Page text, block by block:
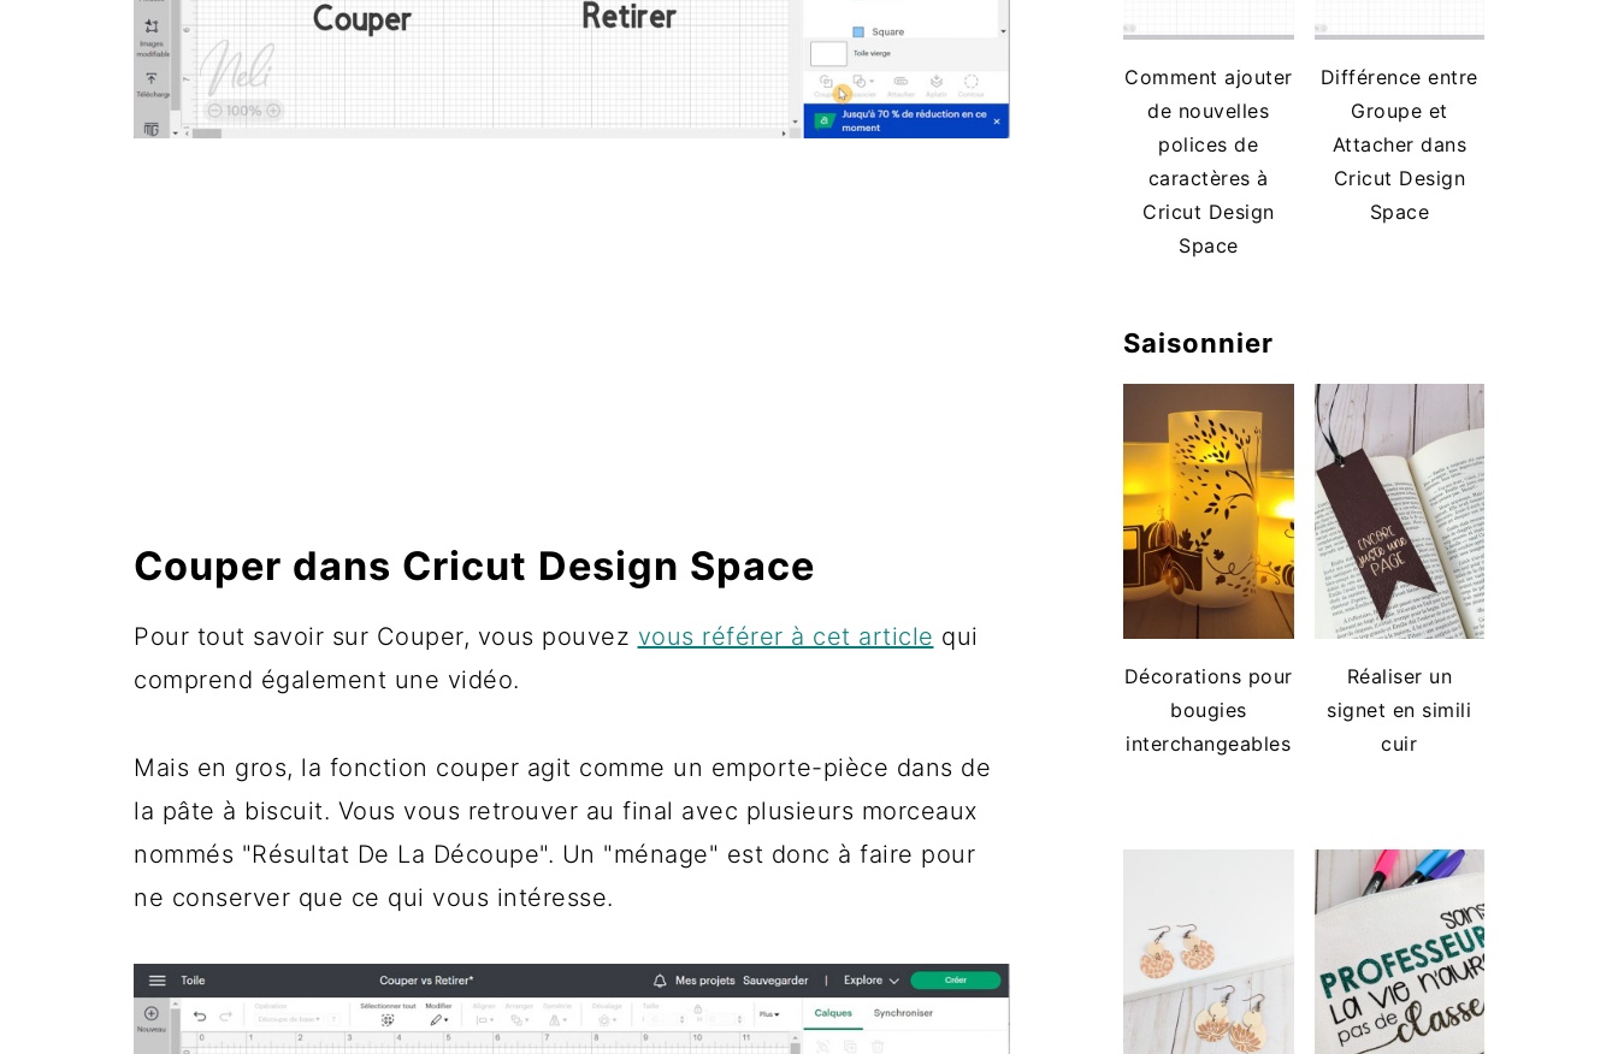
Couper dans Cricut Design Space
Pour tout savoir sur Couper, vous pouvez vous référer à cet article qui
comprend également une vidéo.
Mais en gros, la fonction couper agit comme un emporte-pièce dans de
la pâte à biscuit. Vous vous retrouver au final avec plusieurs morceaux
nommés "Résultat De La Découpe". Un "ménage" est donc à faire pour
ne conserver que ce qui vous intéresse.
Comment ajouter
de nouvelles
polices de
caractères à
Cricut Design
Space
Différence entre
Groupe et
Attacher dans
Cricut Design
Space
Saisonnier
Décorations pour
bougies
interchangeables
Réaliser un
signet en simili
cuir